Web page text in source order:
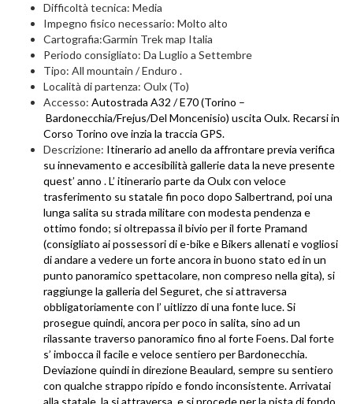
Difficoltà tecnica: Media
Impegno fisico necessario: Molto alto
Cartografia:Garmin Trek map Italia
Periodo consigliato: Da Luglio a Settembre
Tipo: All mountain / Enduro .
Località di partenza: Oulx (To)
Accesso: Autostrada A32 / E70 (Torino –
Bardonecchia/Frejus/Del Moncenisio) uscita Oulx. Recarsi in
Corso Torino ove inzia la traccia GPS.
Descrizione: Itinerario ad anello da affrontare previa verifica
su innevamento e accesibilità gallerie data la neve presente
quest’ anno . L’ itinerario parte da Oulx con veloce
trasferimento su statale fin poco dopo Salbertrand, poi una
lunga salita su strada militare con modesta pendenza e
ottimo fondo; si oltrepassa il bivio per il forte Pramand
(consigliato ai possessori di e-bike e Bikers allenati e vogliosi
di andare a vedere un forte ancora in buono stato ed in un
punto panoramico spettacolare, non compreso nella gita), si
raggiunge la galleria del Seguret, che si attraversa
obbligatoriamente con l’ uitlizzo di una fonte luce. Si
prosegue quindi, ancora per poco in salita, sino ad un
rilassante traverso panoramico fino al forte Foens. Dal forte
s’ imbocca il facile e veloce sentiero per Bardonecchia.
Deviazione quindi in direzione Beaulard, sempre su sentiero
con qualche strappo ripido e fondo inconsistente. Arrivatai
alla statale, la si attraversa, e si procede per la pista di fondo